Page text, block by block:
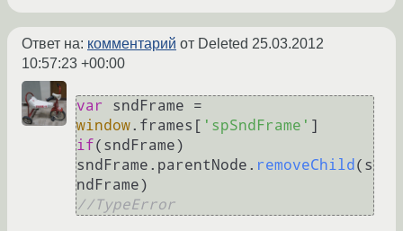
Ответ на: комментарий от Deleted 25.03.2012
10:57:23 +00:00
var
window. frames [ 'spSndFrame'
if(sndFrame)
sndFrame. parentNode . removeChild (s
//TypeError